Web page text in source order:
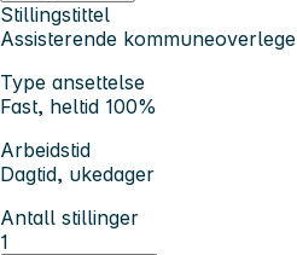
Stillingstittel
Assisterende kommuneoverlege
Type ansettelse
Fast, heltid 100%
Arbeidstid
Dagtid, ukedager
Antall stillinger
1